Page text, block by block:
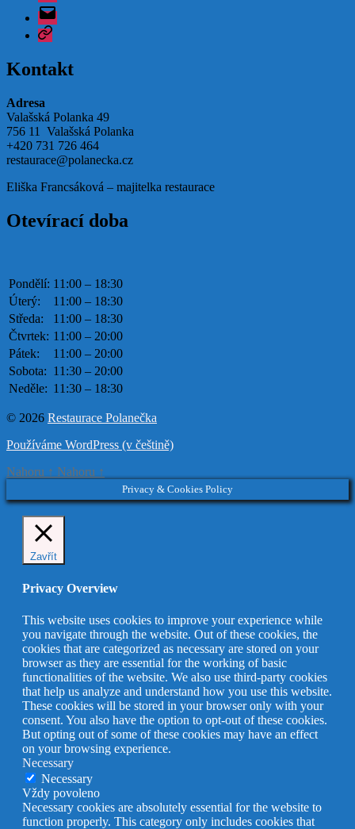
Email
Google
Kontakt
Adresa
Valašská Polanka 49
756 11 Valašská Polanka
+420 731 726 464
restaurace@polanecka.cz
Eliška Francsáková – majitelka restaurace
Otevírací doba
Pondělí: 11:00 – 18:30
Úterý:
11:00 – 18:30
Středa:
11:00 – 18:30
Čtvrtek: 11:00 – 20:00
Pátek:
11:00 – 20:00
Sobota: 11:30 – 20:00
Neděle: 11:30 – 18:30
© 2026 Restaurace Polanečka
Používáme WordPress (v češtině)
Nahoru ↑ Nahoru ↑
Privacy & Cookies Policy
Zavřít
Privacy Overview
This website uses cookies to improve your experience while
you navigate through the website. Out of these cookies, the
cookies that are categorized as necessary are stored on your
browser as they are essential for the working of basic
functionalities of the website. We also use third-party cookies
that help us analyze and understand how you use this website.
These cookies will be stored in your browser only with your
consent. You also have the option to opt-out of these cookies.
But opting out of some of these cookies may have an effect
on your browsing experience.
Necessary
Necessary
Vždy povoleno
Necessary cookies are absolutely essential for the website to
function properly. This category only includes cookies that